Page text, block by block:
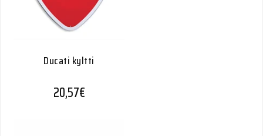
Ducati kyltti
20,57€